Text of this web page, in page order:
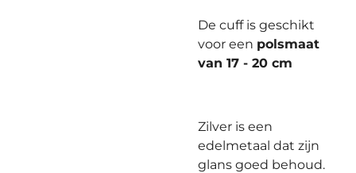
De cuff is geschikt
voor een polsmaat
van 17 - 20 cm
Zilver is een
edelmetaal dat zijn
glans goed behoud.